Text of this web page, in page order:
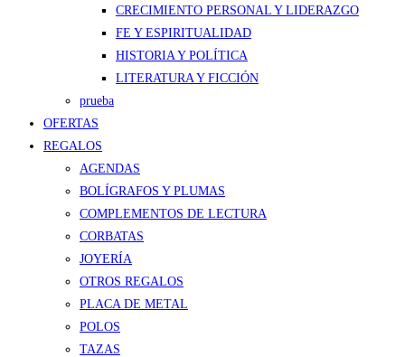
CRECIMIENTO PERSONAL Y LIDERAZGO
FE Y ESPIRITUALIDAD
HISTORIA Y POLÍTICA
LITERATURA Y FICCIÓN
prueba
OFERTAS
REGALOS
AGENDAS
BOLÍGRAFOS Y PLUMAS
COMPLEMENTOS DE LECTURA
CORBATAS
JOYERÍA
OTROS REGALOS
PLACA DE METAL
POLOS
TAZAS